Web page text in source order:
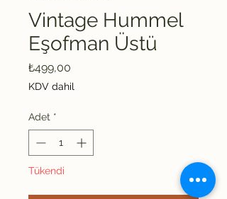
Vintage Hummel
Eşofman Üstü
₺499,00
KDV dahil
Adet *
Tükendi